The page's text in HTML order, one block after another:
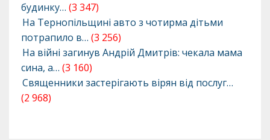
будинку… (3 347)
На Тернопільщині авто з чотирма дітьми
потрапило в… (3 256)
На війні загинув Андрій Дмитрів: чекала мама
сина, а… (3 160)
Священники застерігають вірян від послуг…
(2 968)